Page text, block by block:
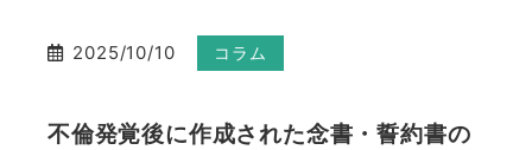
2025/10/10 コラム
不倫発覚後に作成された念書・誓約書の